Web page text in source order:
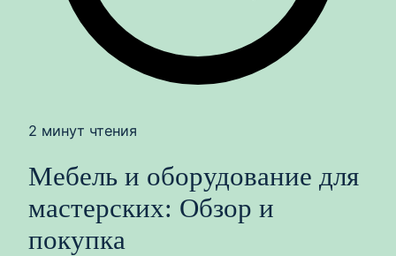
2 минут чтения
Мебель и оборудование для
мастерских: Обзор и
покупка